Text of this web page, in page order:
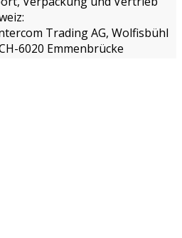
Trading AG, Wolfisbühl
6020 Emmenbrücke